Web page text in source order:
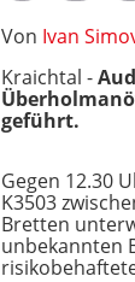
Von Ivan
Kraichtal -
geführt.
Gegen 12.30
K3503
Bretten
unbekannten